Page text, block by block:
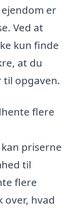
er
Ved at
kun finde
at du
opgaven.
flere
priserne
til
flere
hvad